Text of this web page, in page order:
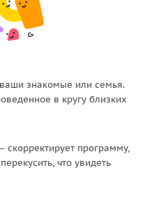
знакомые или семья.
в кругу близких
программу,
что увидеть